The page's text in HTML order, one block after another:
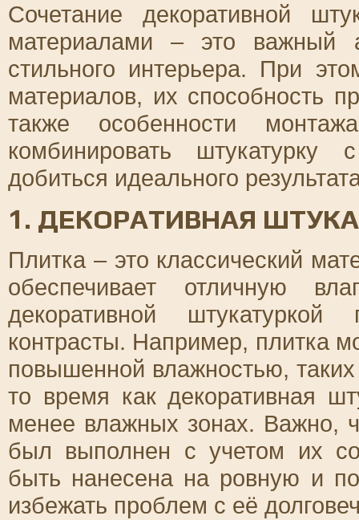
Сочетание декоративной
материалами – это важный
стильного интерьера. При
материалов, их способность
также особенности
комбинировать
добиться идеального
1. ДЕКОРАТИВНАЯ
Плитка – это классический
обеспечивает отличную
декоративной штукатуркой
контрасты. Например, плитка
повышенной влажностью,
то время как декоративная
менее влажных зонах. Важно,
был выполнен с учетом их
быть нанесена на ровную и
избежать проблем с её